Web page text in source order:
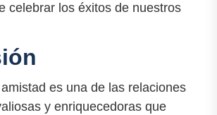
celebrar los éxitos de nuestros
es una de las relaciones
y enriquecedoras que